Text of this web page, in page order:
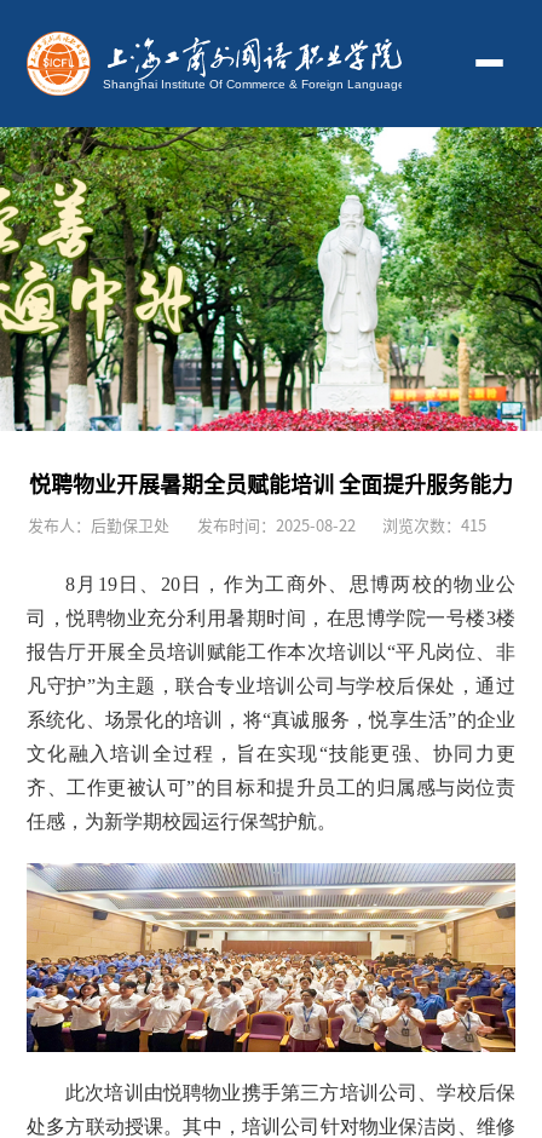
悦聘物业开展暑期全员赋能培训 全面提升服务能力
发布人：后勤保卫处 发布时间：2025-08-22 浏览次数：415
8月19日、20日，作为工商外、思博两校的物业公
司，悦聘物业充分利用暑期时间，在思博学院一号楼3楼
报告厅开展全员培训赋能工作本次培训以“平凡岗位、非
凡守护”为主题，联合专业培训公司与学校后保处，通过
系统化、场景化的培训，将“真诚服务，悦享生活”的企业
文化融入培训全过程，旨在实现“技能更强、协同力更
齐、工作更被认可”的目标和提升员工的归属感与岗位责
任感，为新学期校园运行保驾护航。
此次培训由悦聘物业携手第三方培训公司、学校后保
处多方联动授课。其中，培训公司针对物业保洁岗、维修